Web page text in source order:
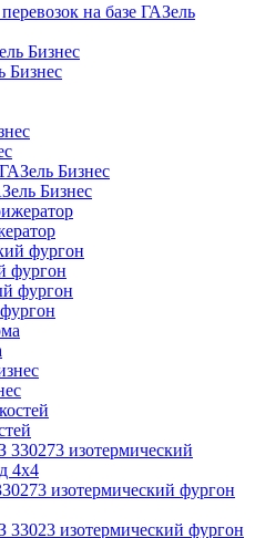
на базе ГАЗель
Бизнес
Бизнес
фургон
изотермический фургон